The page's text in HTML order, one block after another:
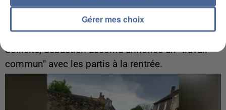
Gabriel Attal et Raphaël Glucksmann visés par des
Sollicité, Sébastien Lecornu annonce un "travail
commun" avec les partis à la rentrée.
Gérer mes choix